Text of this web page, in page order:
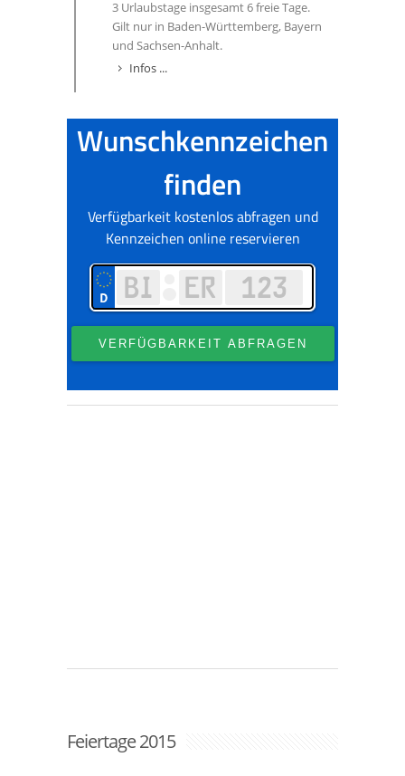
3 Urlaubstage insgesamt 6 freie Tage.
Gilt nur in Baden-Württemberg, Bayern
und Sachsen-Anhalt.
Infos ...
Feiertage 2015